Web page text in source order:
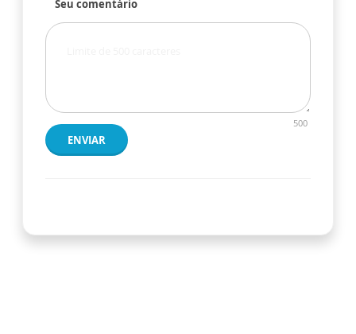
Seu comentário
500
ENVIAR